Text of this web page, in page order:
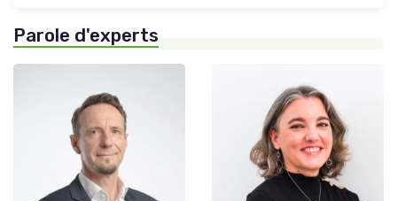
Parole d'experts